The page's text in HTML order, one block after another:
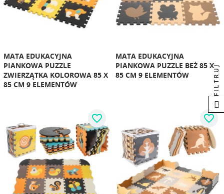
MATA EDUKACYJNA
PIANKOWA PUZZLE
ZWIERZĄTKA KOLOROWA 85 X
85 CM 9 ELEMENTÓW
MATA EDUKACYJNA
PIANKOWA PUZZLE BEŻ 85 X
85 CM 9 ELEMENTÓW
favorite_border favorite_border
FILTRUJ